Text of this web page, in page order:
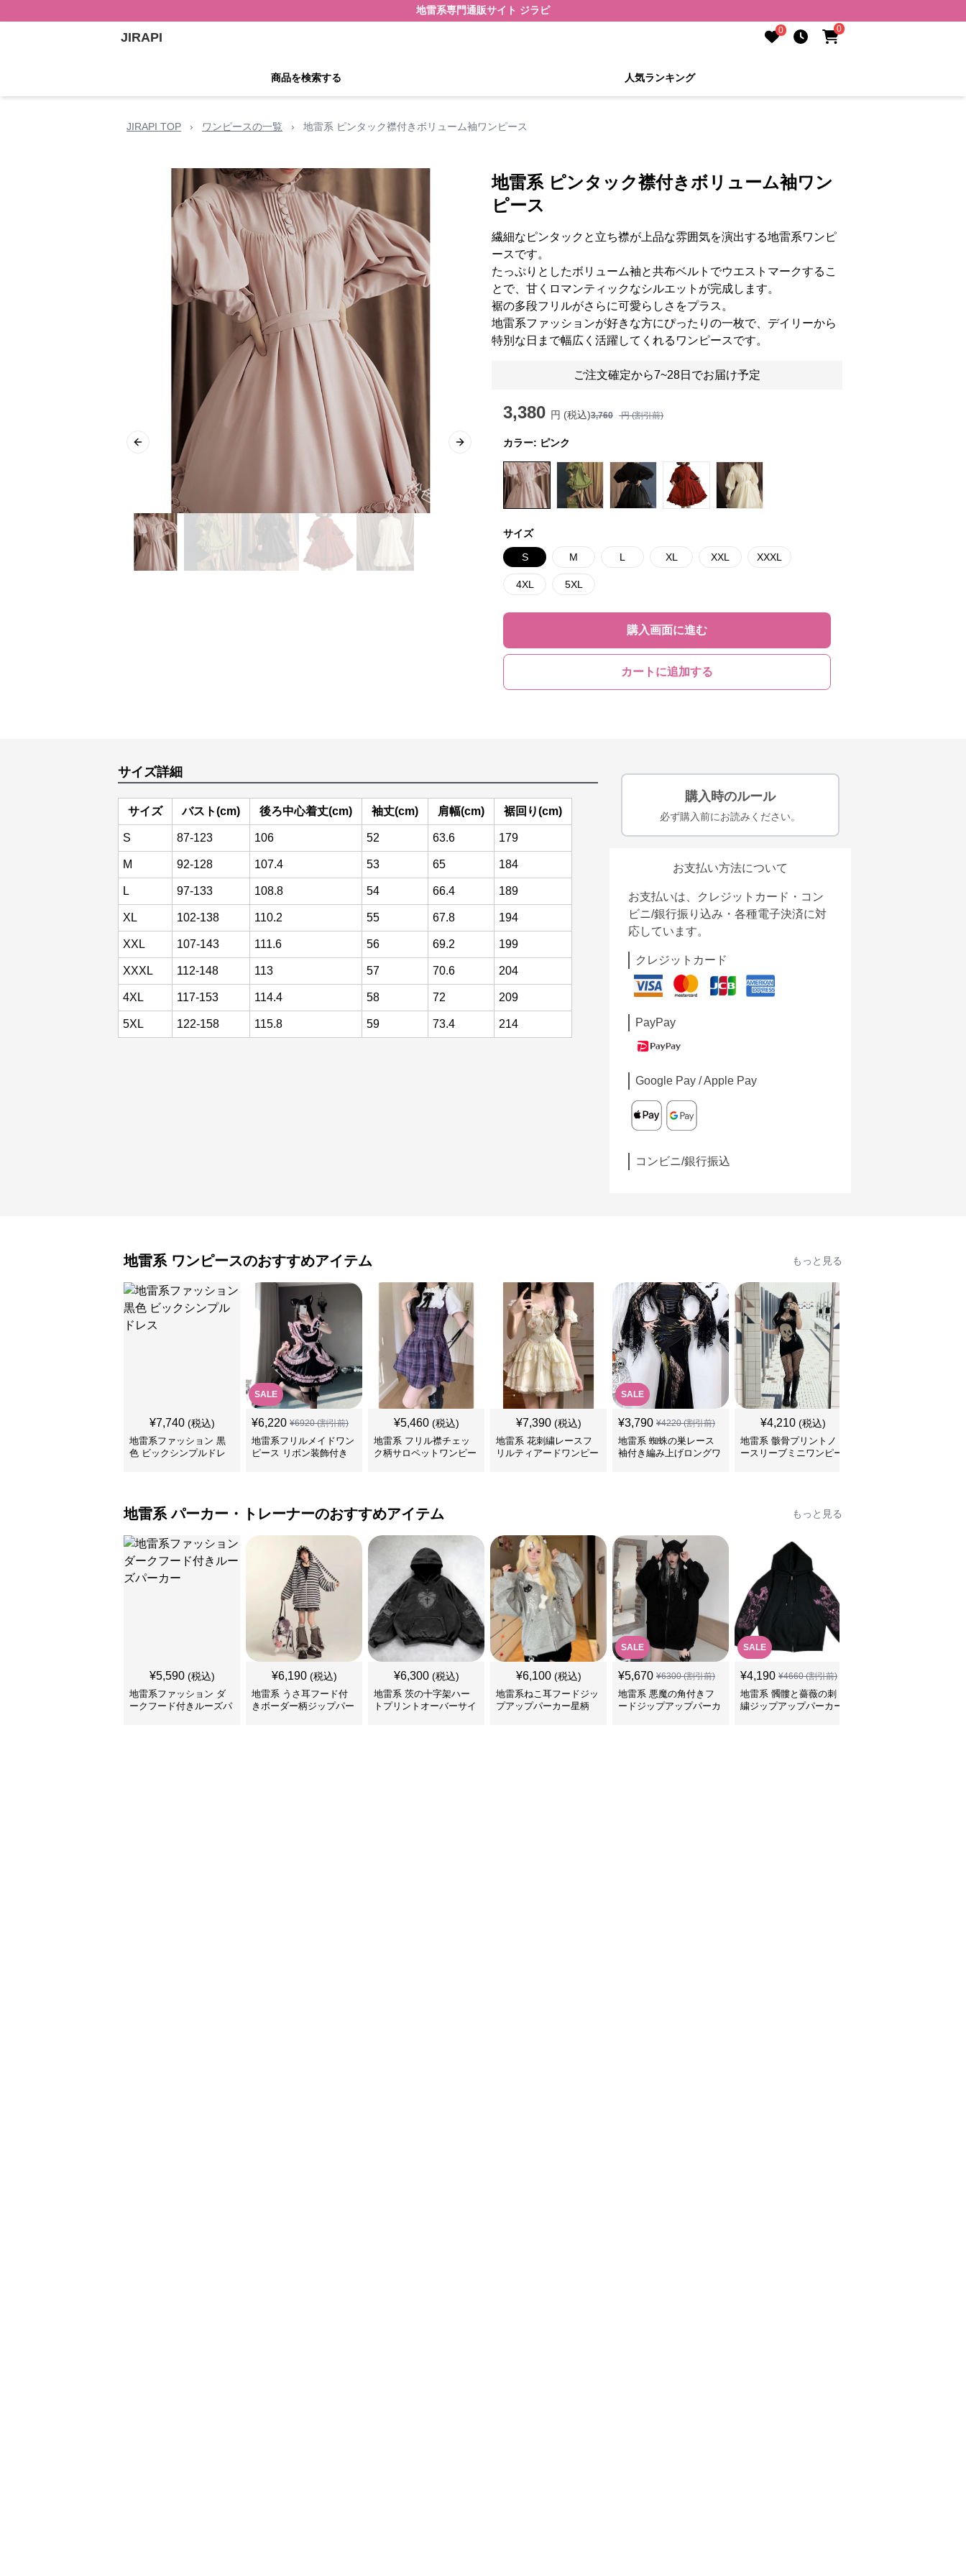
地雷系専門通販サイト ジラピ
JIRAPI 0 0
商品を検索する 人気ランキング
JIRAPI TOP › ワンピースの一覧 › 地雷系 ピンタック襟付きボリューム袖ワンピース
Previous slide Next slide
地雷系 ピンタック襟付きボリューム袖ワン
ピース
繊細なピンタックと立ち襟が上品な雰囲気を演出する地雷系ワンピ
ースです。
たっぷりとしたボリューム袖と共布ベルトでウエストマークするこ
とで、甘くロマンティックなシルエットが完成します。
裾の多段フリルがさらに可愛らしさをプラス。
地雷系ファッションが好きな方にぴったりの一枚で、デイリーから
特別な日まで幅広く活躍してくれるワンピースです。
ご注文確定から7~28日でお届け予定
3,380 円 (税込)3,760 円 (割引前)
カラー: ピンク
サイズ
S M L XL XXL XXXL
4XL 5XL
購入画面に進む
カートに追加する
サイズ詳細
サイズ バスト(cm) 後ろ中心着丈(cm) 袖丈(cm) 肩幅(cm) 裾回り(cm)
S 87-123 106 52 63.6 179
M 92-128 107.4 53 65 184
L 97-133 108.8 54 66.4 189
XL 102-138 110.2 55 67.8 194
XXL 107-143 111.6 56 69.2 199
XXXL 112-148 113 57 70.6 204
4XL 117-153 114.4 58 72 209
5XL 122-158 115.8 59 73.4 214
購入時のルール
必ず購入前にお読みください。
お支払い方法について
お支払いは、クレジットカード・コン
ビニ/銀行振り込み・各種電子決済に対
応しています。
クレジットカード
PayPay
Google Pay / Apple Pay
コンビニ/銀行振込
地雷系 ワンピースのおすすめアイテム もっと見る
¥7,740 (税込)
地雷系ファッション 黒
色 ビックシンプルドレ
SALE
¥6,220 ¥6920(割引前)
地雷系フリルメイドワン
ピース リボン装飾付き
¥5,460 (税込)
地雷系 フリル襟チェッ
ク柄サロペットワンピー
¥7,390 (税込)
地雷系 花刺繍レースフ
リルティアードワンピー
SALE
¥3,790 ¥4220(割引前)
地雷系 蜘蛛の巣レース
袖付き編み上げロングワ
¥4,210 (税込)
地雷系 骸骨プリントノ
ースリーブミニワンピー
地雷系 パーカー・トレーナーのおすすめアイテム もっと見る
¥5,590 (税込)
地雷系ファッション ダ
ークフード付きルーズパ
¥6,190 (税込)
地雷系 うさ耳フード付
きボーダー柄ジップパー
¥6,300 (税込)
地雷系 茨の十字架ハー
トプリントオーバーサイ
¥6,100 (税込)
地雷系ねこ耳フードジッ
プアップパーカー星柄
SALE
¥5,670 ¥6300(割引前)
地雷系 悪魔の角付きフ
ードジップアップパーカ
SALE
¥4,190 ¥4660(割引前)
地雷系 髑髏と薔薇の刺
繍ジップアップパーカー